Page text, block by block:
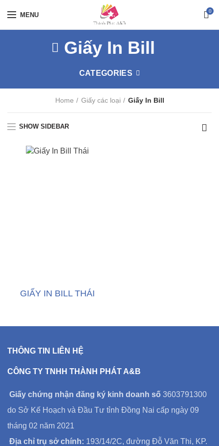
MENU 0
Giấy In Bill
CATEGORIES
Home Giấy các loại Giấy In Bill
SHOW SIDEBAR
GIẤY IN BILL THÁI
THÔNG TIN LIÊN HỆ
CÔNG TY TNHH THÀNH PHÁT A&B
Giấy chứng nhận đăng ký kinh doanh số 3603791300
do Sở Kế Hoạch và Đầu Tư tỉnh Đồng Nai cấp ngày 09
tháng 02 năm 2021
Địa chỉ trụ sở chính: 193/14/2C, đường Đỗ Văn Thi, KP.